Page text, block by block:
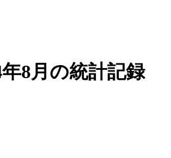
8月の統計記録